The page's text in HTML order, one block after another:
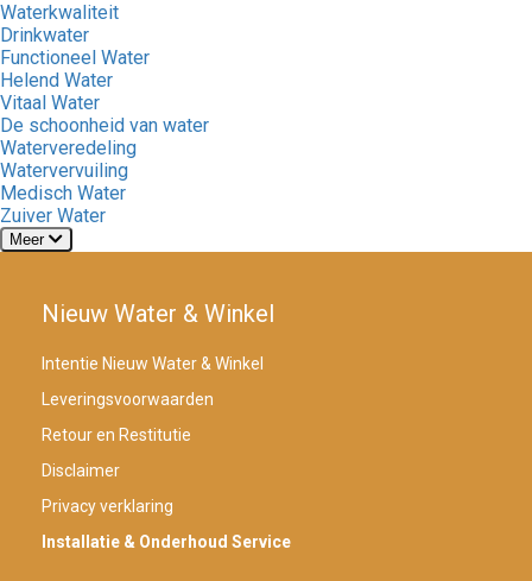
Waterkwaliteit
Drinkwater
Functioneel Water
Helend Water
Vitaal Water
De schoonheid van water
Waterveredeling
Watervervuiling
Medisch Water
Zuiver Water
Meer
Nieuw Water & Winkel
Intentie Nieuw Water & Winkel
Leveringsvoorwaarden
Retour en Restitutie
Disclaimer
Privacy verklaring
Installatie & Onderhoud Service